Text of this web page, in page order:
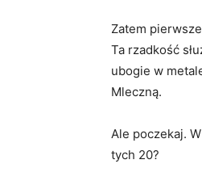
Zatem
Ta rzadkość
ubogie w
Mleczną.
Ale poczekaj.
tych 20?